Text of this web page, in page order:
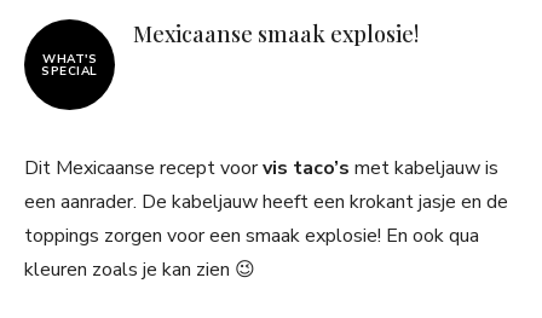
WHAT'S
SPECIAL
Mexicaanse smaak explosie!
Dit Mexicaanse recept voorvis taco’s met kabeljauw is
een aanrader. De kabeljauw heeft een krokant jasje en de
toppings zorgen voor een smaak explosie! En ook qua
kleuren zoals je kan zien 😉